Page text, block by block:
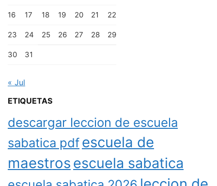
16 17 18 19 20 21 22
23 24 25 26 27 28 29
30 31
« Jul
ETIQUETAS
descargar leccion de escuela
sabatica pdfescuela de
maestros escuela sabatica